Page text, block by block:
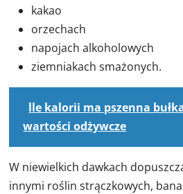
kakao
orzechach
napojach alkoholowych
ziemniakach smażonych.
lle kalorii ma pszenna
wartości odżywcze
W niewielkich dawkach
innymi roślin strączkowych,